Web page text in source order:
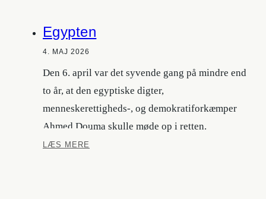
Egypten
4. MAJ 2026
Den 6. april var det syvende gang på mindre end
to år, at den egyptiske digter,
menneskerettigheds-, og demokratiforkæmper
Ahmed Douma skulle møde op i retten.
LÆS MERE